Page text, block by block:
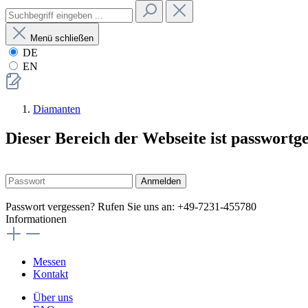
Menü schließen
DE
EN
Diamanten
Dieser Bereich der Webseite ist
Anmelden
Passwort vergessen? Rufen Sie uns an: +49-7231-455780
Informationen
Messen
Kontakt
Über uns